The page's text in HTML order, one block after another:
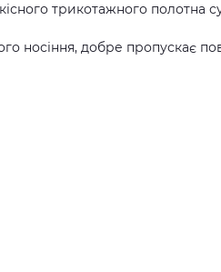
трикотажного полотна
носіння, добре пропускає